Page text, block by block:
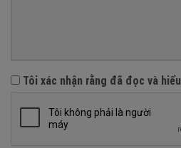
Tôi xác nhận rằng đã đọc và hiểu